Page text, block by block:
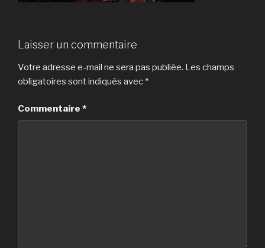
Laisser un commentaire
Votre adresse e-mail ne sera pas publiée. Les champs
obligatoires sont indiqués avec *
Commentaire *